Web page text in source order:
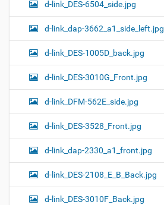
d-link_DES-6504_side.jpg
d-link_dap-3662_a1_side_left.jpg
d-link_DES-1005D_back.jpg
d-link_DES-3010G_Front.jpg
d-link_DFM-562E_side.jpg
d-link_DES-3528_Front.jpg
d-link_dap-2330_a1_front.jpg
d-link_DES-2108_E_B_Back.jpg
d-link_DES-3010F_Back.jpg